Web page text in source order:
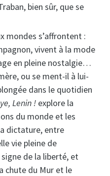
bien sûr, que se
mondes s’affrontent :
vivent à la mode
en pleine nostalgie…
ou se ment-il à lui-
dans le quotidien
Lenin ! explore la
du monde et les
dictature, entre
vie pleine de
de la liberté, et
chute du Mur et le